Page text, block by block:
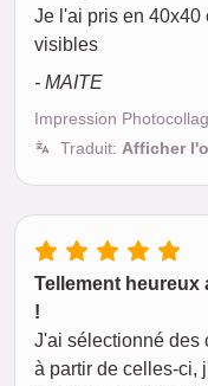
Je l'ai pris en 40x40
visibles
- MAITE
Impression
Traduit: Afficher
Tellement heureux
!
J'ai sélectionné des
à partir de celles-ci,